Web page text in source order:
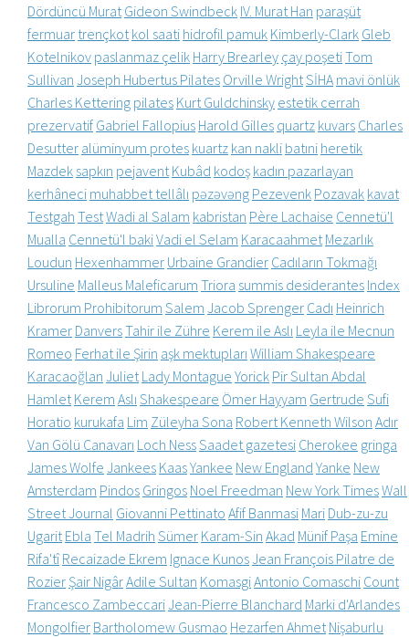
Dördüncü Murat Gideon Swindbeck IV. Murat Han paraşüt
fermuar trençkot kol saati hidrofil pamuk Kimberly-Clark Gleb
Kotelnikov paslanmaz çelik Harry Brearley çay poşetiTom
Sullivan Joseph Hubertus Pilates Orville WrightSİHA mavi önlük
Charles Kettering pilates Kurt Guldchinsky estetik cerrah
prezervatif Gabriel Fallopius Harold Gilles quartz kuvars Charles
Desutter alüminyum protes kuartz kan nakli batıni heretik
Mazdek sapkın pejavent Kubâd kodoş kadın pazarlayan
kerhâneci muhabbet tellâlı pəzəvəng Pezevenk Pozavak kavat
Testgah TestWadi al Salam kabristan Père Lachaise Cennetü'l
Mualla Cennetü'l bakiVadi el Selam Karacaahmet Mezarlık
Loudun Hexenhammer Urbaine Grandier Cadıların Tokmağı
Ursuline Malleus Maleficarum Triora summis desiderantes Index
Librorum Prohibitorum Salem Jacob Sprenger Cadı Heinrich
Kramer DanversTahir ile Zühre Kerem ile Aslı Leyla ile Mecnun
Romeo Ferhat ile Şirin aşk mektupları William Shakespeare
Karacaoğlan Juliet Lady Montague Yorick Pir Sultan Abdal
Hamlet Kerem Aslı Shakespeare Ömer Hayyam Gertrude Sufi
Horatio kurukafa Lim Züleyha Sona Robert Kenneth Wilson Adır
Van Gölü Canavarı Loch NessSaadet gazetesi Cherokee gringa
James Wolfe Jankees KaasYankee New England Yanke New
Amsterdam Pindos Gringos Noel Freedman New York TimesWall
Street Journal Giovanni Pettinato Afif Banmasi Mari Dub-zu-zu
Ugarit Ebla Tel Madrih Sümer Karam-Sin Akad Münif Paşa Emine
Rifa'tî Recaizade Ekrem Ignace KunosJean François Pilatre de
Rozier Şair NigârAdile Sultan KomasgiAntonio Comaschi Count
Francesco ZambeccariJean-Pierre Blanchard Marki d'Arlandes
Mongolfier Bartholomew Gusmao Hezarfen Ahmet Nişaburlu